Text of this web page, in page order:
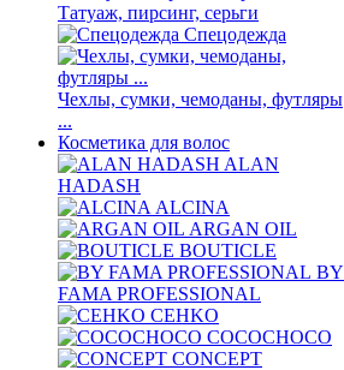
Татуаж, пирсинг, серьги
Спецодежда
Чехлы, сумки, чемоданы, футляры
...
Косметика для волос
ALAN
HADASH
ALCINA
ARGAN OIL
BOUTICLE
BY
FAMA PROFESSIONAL
CEHKO
COCOCHOCO
CONCEPT